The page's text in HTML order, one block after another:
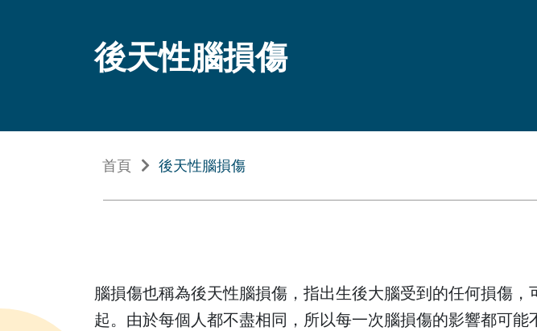
後天性腦損傷
首頁 後天性腦損傷
腦損傷也稱為後天性腦損傷，指出生後大腦受到的任何損傷
起。由於每個人都不盡相同，所以每一次腦損傷的影響都可能